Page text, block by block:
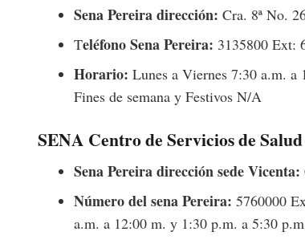
Sena Pereira dirección: Cra. 8ª No.
Teléfono Sena Pereira: 3135800 Ext:
Horario: Lunes a Viernes 7:30 a.m.
Fines de semana y Festivos N/A
SENA Centro de Servicios de
Sena Pereira dirección sede Vicenta:
Número del sena Pereira: 5760000
a.m. a 12:00 m. y 1:30 p.m. a 5:30